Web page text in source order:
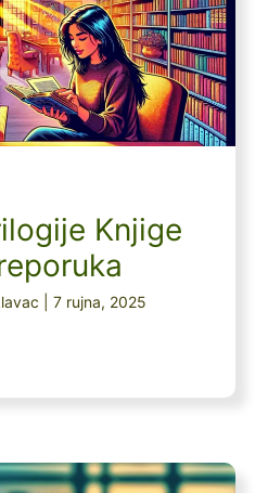
Knjige
| 7 rujna, 2025